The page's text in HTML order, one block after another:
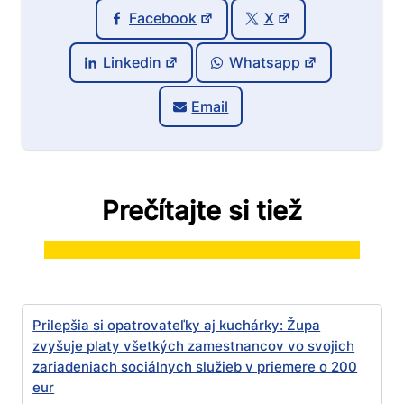
Facebook X
Linkedin Whatsapp
Email
Prečítajte si tiež
Prilepšia si opatrovateľky aj kuchárky: Župa
zvyšuje platy všetkých zamestnancov vo svojich
zariadeniach sociálnych služieb v priemere o 200
eur